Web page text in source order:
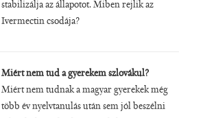
stabilizálja az állapotot. Miben rejlik az
Ivermectin csodája?
Miért nem tud a gyerekem szlovákul?
Miért nem tudnak a magyar gyerekek még
több év nyelvtanulás után sem jól beszélni